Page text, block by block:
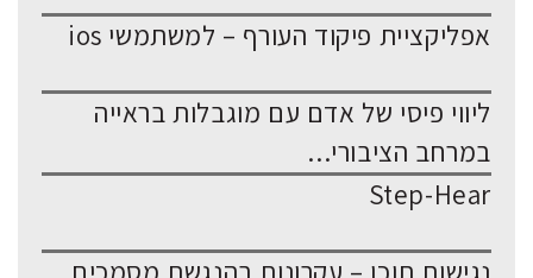
אפליקציית פיקוד העורף – למשתמשי ios
ליווי פיסי של אדם עם מוגבלות בראייה
במרחב הציבורי...
Step-Hear